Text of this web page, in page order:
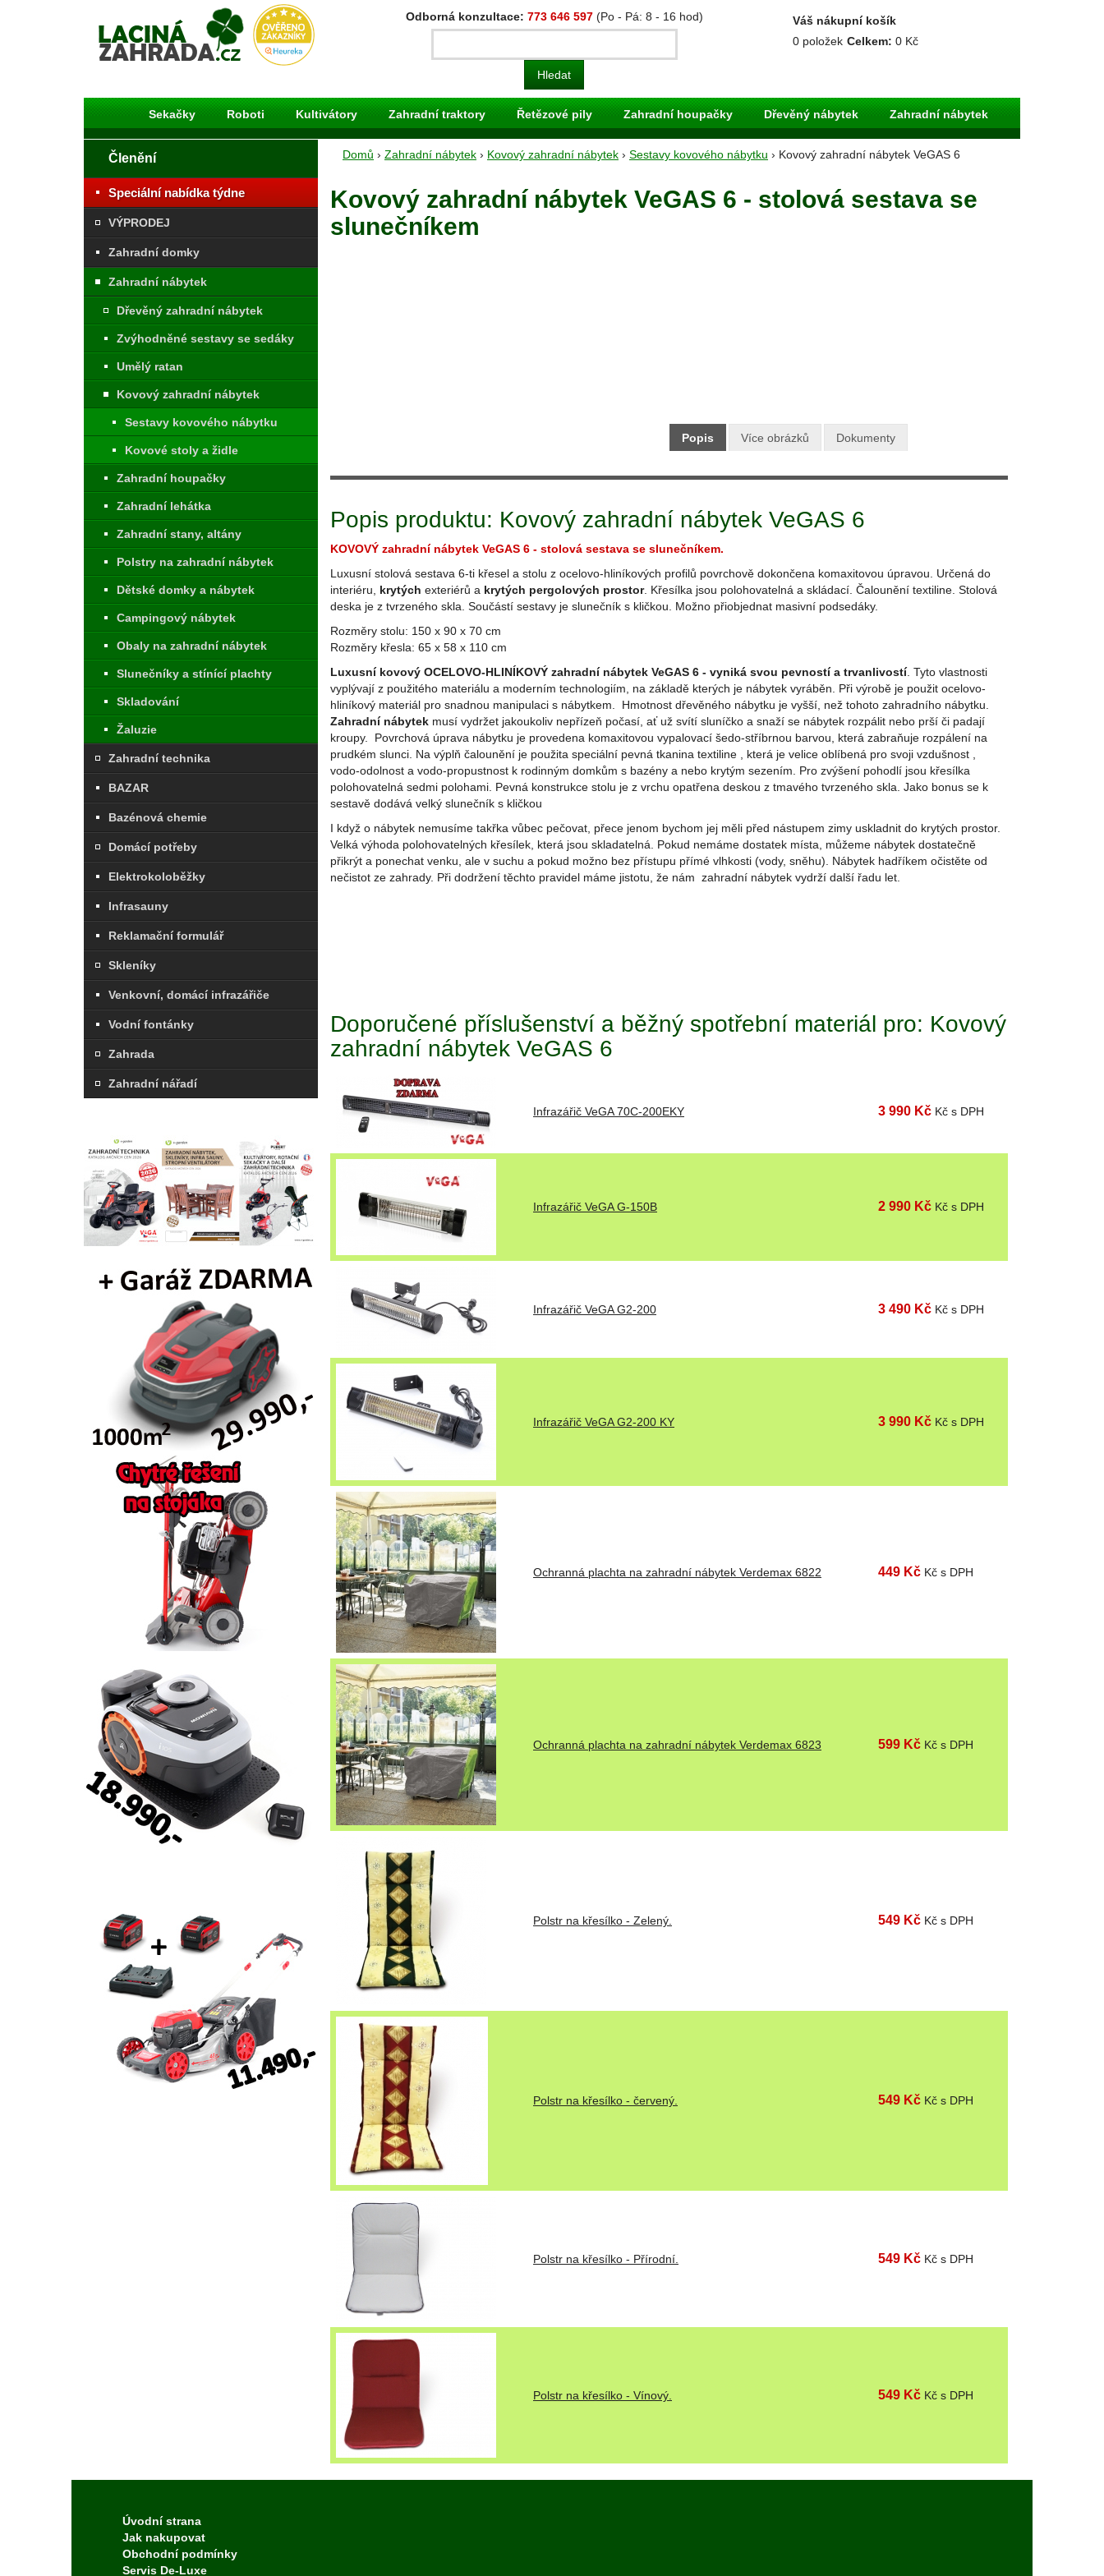
Odborná konzultace: 773 646 597 (Po - Pá: 8 - 16 hod)
Váš nákupní košík
0položek Celkem: 0 Kč
Sekačky Roboti Kultivátory Zahradní traktory Řetězové pily Zahradní houpačky Dřevěný nábytek Zahradní nábytek
Členění
Speciální nabídka týdne
VÝPRODEJ
Zahradní domky
Zahradní nábytek
Dřevěný zahradní nábytek
Zvýhodněné sestavy se sedáky
Umělý ratan
Kovový zahradní nábytek
Sestavy kovového nábytku
Kovové stoly a židle
Zahradní houpačky
Zahradní lehátka
Zahradní stany, altány
Polstry na zahradní nábytek
Dětské domky a nábytek
Campingový nábytek
Obaly na zahradní nábytek
Slunečníky a stínící plachty
Skladování
Žaluzie
Zahradní technika
BAZAR
Bazénová chemie
Domácí potřeby
Elektrokoloběžky
Infrasauny
Reklamační formulář
Skleníky
Venkovní, domácí infrazářiče
Vodní fontánky
Zahrada
Zahradní nářadí
Domů › Zahradní nábytek › Kovový zahradní nábytek › Sestavy kovového nábytku › Kovový zahradní nábytek VeGAS 6
Kovový zahradní nábytek VeGAS 6 - stolová sestava se
slunečníkem
Popis Více obrázků Dokumenty
Popis produktu: Kovový zahradní nábytek VeGAS 6
KOVOVÝ zahradní nábytek VeGAS 6 - stolová sestava se slunečníkem.
Luxusní stolová sestava 6-ti křesel a stolu z ocelovo-hliníkových profilů povrchově dokončena komaxitovou úpravou. Určená do
interiéru, krytých exteriérů a krytých pergolových prostor. Křesílka jsou polohovatelná a skládací. Čalounění textiline. Stolová
deska je z tvrzeného skla. Součástí sestavy je slunečník s kličkou. Možno přiobjednat masivní podsedáky.
Rozměry stolu: 150 x 90 x 70 cm
Rozměry křesla: 65 x 58 x 110 cm
Luxusní kovový OCELOVO-HLINÍKOVÝ zahradní nábytek VeGAS 6 - vyniká svou pevností a trvanlivostí. Tyto vlastnosti
vyplývají z použitého materiálu a moderním technologiím, na základě kterých je nábytek vyráběn. Při výrobě je použit ocelovo-
hliníkový materiál pro snadnou manipulaci s nábytkem. Hmotnost dřevěného nábytku je vyšší, než tohoto zahradního nábytku.
Zahradní nábytek musí vydržet jakoukoliv nepřízeň počasí, ať už svítí sluníčko a snaží se nábytek rozpálit nebo prší či padají
kroupy. Povrchová úprava nábytku je provedena komaxitovou vypalovací šedo-stříbrnou barvou, která zabraňuje rozpálení na
prudkém slunci. Na výplň čalounění je použita speciální pevná tkanina textiline , která je velice oblíbená pro svoji vzdušnost ,
vodo-odolnost a vodo-propustnost k rodinným domkům s bazény a nebo krytým sezením. Pro zvýšení pohodlí jsou křesílka
polohovatelná sedmi polohami. Pevná konstrukce stolu je z vrchu opatřena deskou z tmavého tvrzeného skla. Jako bonus se k
sestavě dodává velký slunečník s kličkou
I když o nábytek nemusíme takřka vůbec pečovat, přece jenom bychom jej měli před nástupem zimy uskladnit do krytých prostor.
Velká výhoda polohovatelných křesílek, která jsou skladatelná. Pokud nemáme dostatek místa, můžeme nábytek dostatečně
přikrýt a ponechat venku, ale v suchu a pokud možno bez přístupu přímé vlhkosti (vody, sněhu). Nábytek hadříkem očistěte od
nečistot ze zahrady. Při dodržení těchto pravidel máme jistotu, že nám zahradní nábytek vydrží další řadu let.
Doporučené příslušenství a běžný spotřební materiál pro: Kovový
zahradní nábytek VeGAS 6
Infrazářič VeGA 70C-200EKY 3 990 Kč Kč s DPH
Infrazářič VeGA G-150B 2 990 Kč Kč s DPH
Infrazářič VeGA G2-200 3 490 Kč Kč s DPH
Infrazářič VeGA G2-200 KY 3 990 Kč Kč s DPH
Ochranná plachta na zahradní nábytek Verdemax 6822 449 Kč Kč s DPH
Ochranná plachta na zahradní nábytek Verdemax 6823 599 Kč Kč s DPH
Polstr na křesílko - Zelený. 549 Kč Kč s DPH
Polstr na křesílko - červený. 549 Kč Kč s DPH
Polstr na křesílko - Přírodní. 549 Kč Kč s DPH
Polstr na křesílko - Vínový. 549 Kč Kč s DPH
Úvodní strana
Jak nakupovat
Obchodní podmínky
Servis De-Luxe